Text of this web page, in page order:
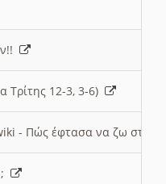
Τρίτης 12-3, 3-6)
- Πώς έφτασα να ζω στην